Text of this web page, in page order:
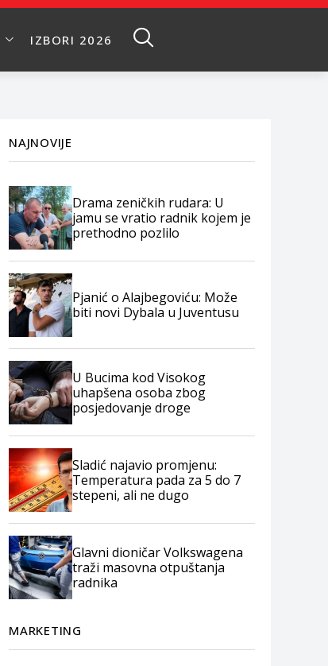
IZBORI 2026
NAJNOVIJE
Drama zeničkih rudara: U
jamu se vratio radnik kojem je
prethodno pozlilo
Pjanić o Alajbegoviću: Može
biti novi Dybala u Juventusu
U Bucima kod Visokog
uhapšena osoba zbog
posjedovanje droge
Sladić najavio promjenu:
Temperatura pada za 5 do 7
stepeni, ali ne dugo
Glavni dioničar Volkswagena
traži masovna otpuštanja
radnika
MARKETING